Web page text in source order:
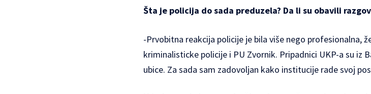
Šta je policija do sada preduzela? Da li su obavili
-Prvobitna reakcija policije je bila više nego profesionalna,
kriminalisticke policije i PU Zvornik. Pripadnici UKP-a su iz
ubice. Za sada sam zadovoljan kako institucije rade svoj